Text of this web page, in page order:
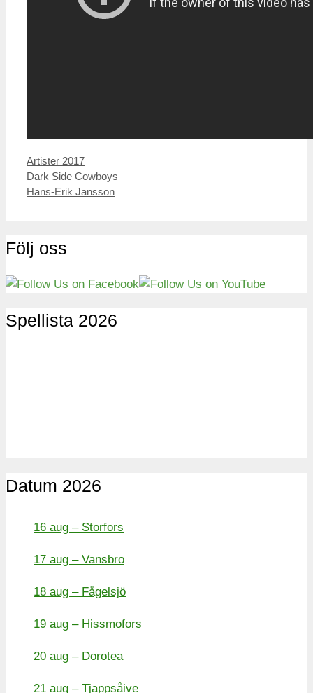
Kategorier
Artister 2017
Inläggsnavigering
Dark Side Cowboys
Hans-Erik Jansson
Följ oss
Spellista 2026
Datum 2026
16 aug – Storfors
17 aug – Vansbro
18 aug – Fågelsjö
19 aug – Hissmofors
20 aug – Dorotea
21 aug – Tjappsåive